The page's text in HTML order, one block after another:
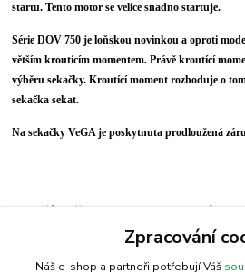
startu. Tento motor se velice snadno startuje.
Série DOV 750 je loňskou novinkou a oproti
větším kroutícím momentem. Právě kroutící
výběru sekačky. Kroutící moment rozhoduje o
sekačka sekat.
Na sekačky VeGA je poskytnuta prodloužená
Zboží zařazeno v kategoriích
Zpracování
Náš e-shop a partneři potřebují Váš